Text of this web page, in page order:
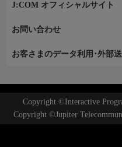
J:COM オフィシャルサイト
お問い合わせ
お客さまのデータ利用･外部
Copyright ©Interactive
Copyright ©Jupiter